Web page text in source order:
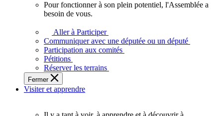
plein
potentiel,
l'Assemblée
a
besoin
de
Pour fonctionner à son plein potentiel, l'Assemblée a
besoin de vous.
Aller à Participer
Communiquer avec une députée ou un député
Participation aux comités
Pétitions
Réserver les terrains
Fermer
Visiter et apprendre